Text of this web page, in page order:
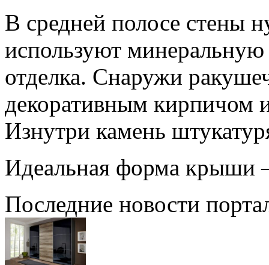
В средней полосе стены
используют
отделка. Снаружи
декоративным кирпичом
Изнутри камень
Идеальная форма крыши
Последние новости